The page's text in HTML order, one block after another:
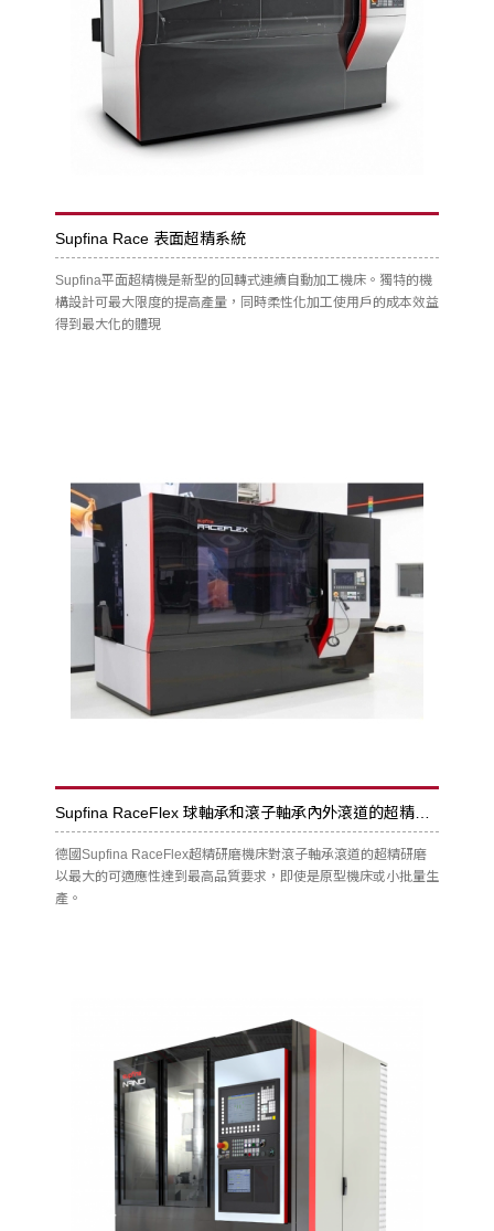
Supfina Race 表面超精系統
Supfina平面超精機是新型的回轉式連續自動加工機床。獨特的機
構設計可最大限度的提高產量，同時柔性化加工使用戶的成本效益
得到最大化的體現
德國Supfina RaceFlex超精研磨機床對滾子軸承滾道的超精研磨
以最大的可適應性達到最高品質要求，即使是原型機床或小批量生
產。